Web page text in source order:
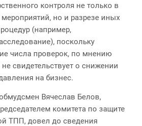
контроля не только в
но и разрезе иных
(например,
поскольку
числа проверок, по мнению
свидетельствует о снижении
на бизнес.
Вячеслав Белов,
комитета по защите
ТПП, довел до сведения